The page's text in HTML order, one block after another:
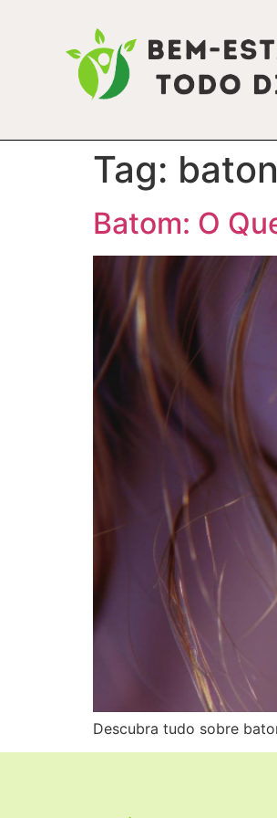
Tag:
Batom: O
Descubra tudo sobre